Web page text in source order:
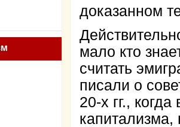
доказанном
мало кто
считать
писали о
20-х гг.,
капитализма,